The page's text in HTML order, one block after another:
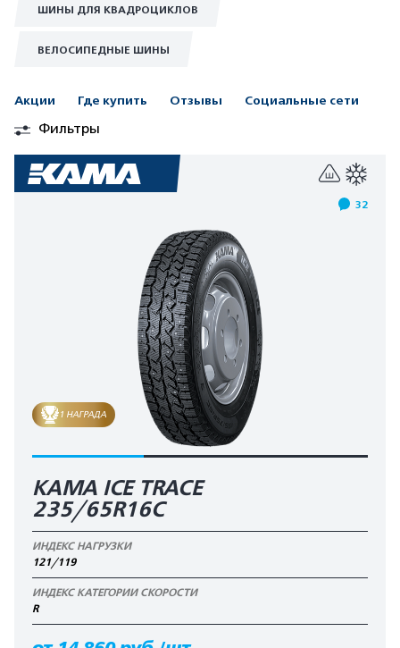
ШИНЫ ДЛЯ КВАДРОЦИКЛОВ
ВЕЛОСИПЕДНЫЕ ШИНЫ
Акции Где купить Отзывы Социальные сети
Фильтры
32
1 НАГРАДА
КАМА ICE TRACE
235/65R16C
ИНДЕКС НАГРУЗКИ
121/119
ИНДЕКС КАТЕГОРИИ СКОРОСТИ
R